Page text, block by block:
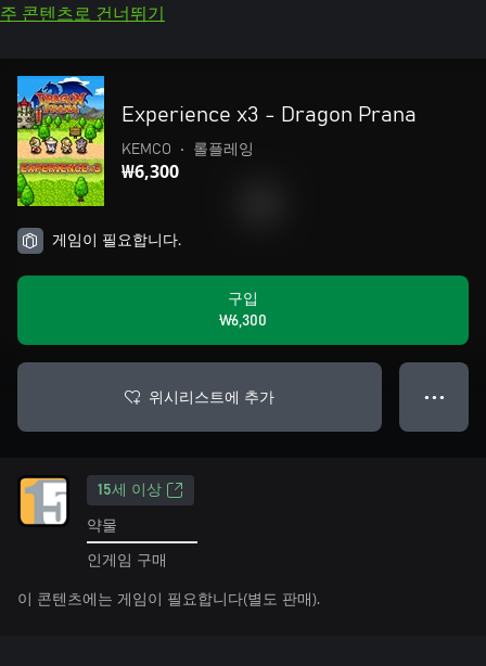
주 콘텐츠로 건너뛰기
Experience x3 - Dragon Prana
KEMCO • 롤플레잉
₩6,300
게임이 필요합니다.
구입
₩6,300
위시리스트에 추가 ● ● ●
15세 이상
약물
인게임 구매
이 콘텐츠에는 게임이 필요합니다(별도 판매).